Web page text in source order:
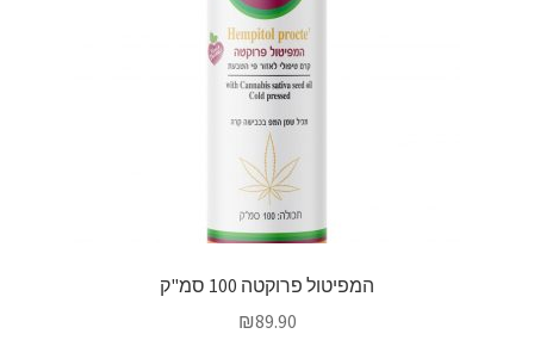
המפיטול פרוקטה 100 סמ"ק
₪89.90